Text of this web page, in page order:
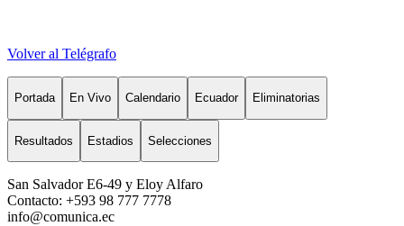
Volver al Telégrafo
Portada En Vivo Calendario Ecuador Eliminatorias
Resultados Estadios Selecciones
San Salvador E6-49 y Eloy Alfaro
Contacto: +593 98 777 7778
info@comunica.ec